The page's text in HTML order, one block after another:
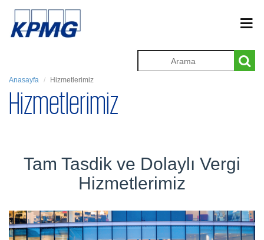
Anasayfa Hizmetlerimiz
Hizmetlerimiz
Tam Tasdik ve Dolaylı Vergi
Hizmetlerimiz